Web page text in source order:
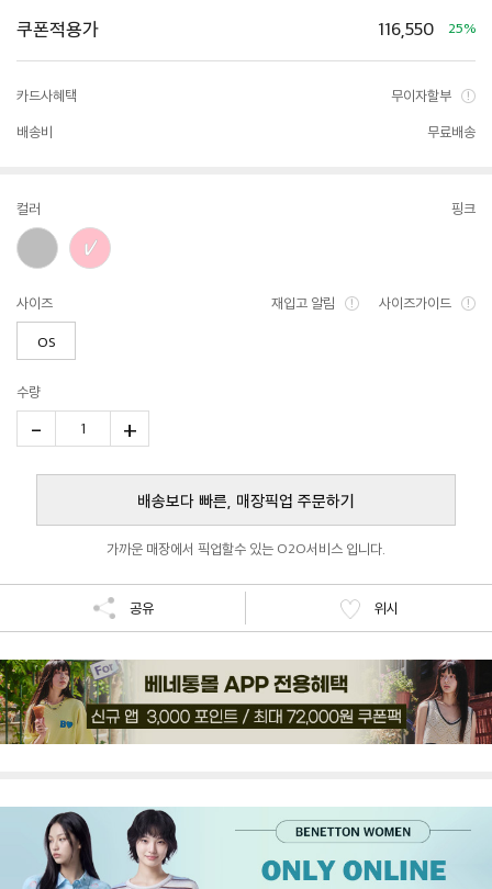
쿠폰적용가 116,550 25%
카드사혜택 무이자할부
배송비 무료배송
컬러 핑크
사이즈 재입고 알림 사이즈가이드
OS
수량
- 1 +
배송보다 빠른, 매장픽업 주문하기
가까운 매장에서 픽업할수 있는 O2O서비스 입니다.
공유 위시